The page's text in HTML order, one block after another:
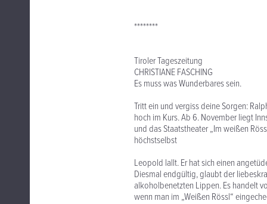
********
Tiroler Tageszeitung
CHRISTIANE FASCHING
Es muss was Wunderbares sein.
Tritt ein und vergiss deine Sorgen:
hoch im Kurs. Ab 6. November liegt
und das Staatstheater „Im weißen
höchstselbst
Leopold lallt. Er hat sich einen
Diesmal endgültig, glaubt der
alkoholbenetzten Lippen. Es handelt
wenn man im „Weißen Rössl“